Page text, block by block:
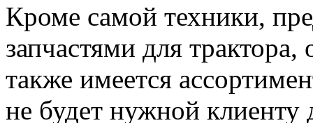
Кроме самой техники,
запчастями для
также имеется
не будет нужной клиенту